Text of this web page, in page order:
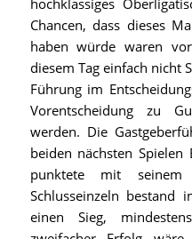
Chancen, dass dieses
haben würde waren
diesem Tag einfach nicht
Führung im
Vorentscheidung zu
werden. Die
beiden nächsten
punktete mit
Schlusseinzeln bestand
einen Sieg,